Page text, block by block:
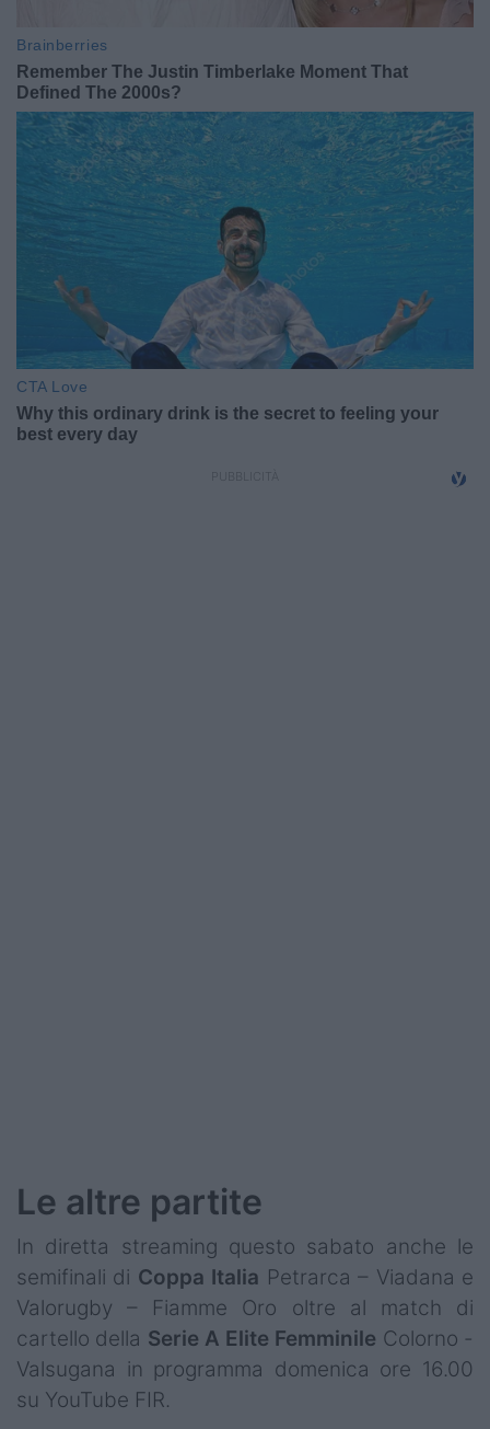
Le altre partite
In diretta streaming questo sabato anche le
semifinali di Coppa Italia Petrarca – Viadana e
Valorugby – Fiamme Oro oltre al match di
cartello della Serie A Elite Femminile Colorno -
Valsugana in programma domenica ore 16.00
su YouTube FIR.